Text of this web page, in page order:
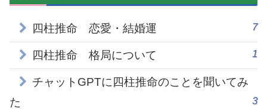
四柱推命 恋愛・結婚運 7
四柱推命 格局について 1
チャットGPTに四柱推命のことを聞いてみ
た
3